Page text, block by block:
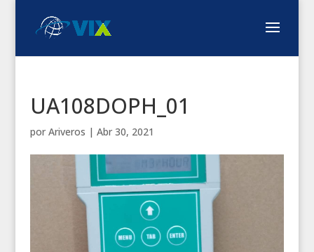
UA108DOPH_01
por Ariveros | Abr 30, 2021